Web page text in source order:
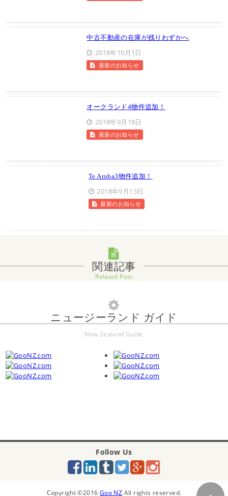
中古不動産の在庫が残りわずかへ
2018年10月1日
最新のお知らせ
オークランド4物件追加！
2018年9月18日
最新のお知らせ
Te Aroha3物件追加！
2018年9月13日
最新のお知らせ
関連記事
Related Post
ニュージーランド ガイド
New Zealand Guide
Follow Us
Copyright ©2016 Goo NZ All rights reserved.